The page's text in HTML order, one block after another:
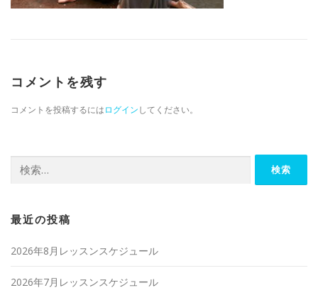
コメントを残す
コメントを投稿するにはログインしてください。
検索:
最近の投稿
2026年8月レッスンスケジュール
2026年7月レッスンスケジュール